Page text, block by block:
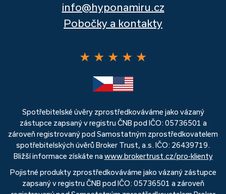
info@hyponamiru.cz
Pobočky a kontakty
★ ★ ★ ★ ★
Spotřebitelské úvěry zprostředkováváme jako vázaný
zástupce zapsaný v registru ČNB pod IČO: 05736501 a
zároveň registrovaný pod Samostatným zprostředkovatelem
spotřebitelských úvěrů Broker Trust, a.s. IČO: 26439719.
Bližší informace získáte na www.brokertrust.cz/pro-klienty
Pojistné produkty zprostředkováváme jako vázaný zástupce
zapsaný v registru ČNB pod IČO: 05736501 a zároveň